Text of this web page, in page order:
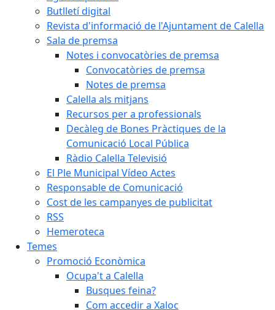
Butlletí digital
Revista d'informació de l'Ajuntament de Calella
Sala de premsa
Notes i convocatòries de premsa
Convocatòries de premsa
Notes de premsa
Calella als mitjans
Recursos per a professionals
Decàleg de Bones Pràctiques de la
Comunicació Local Pública
Ràdio Calella Televisió
El Ple Municipal Vídeo Actes
Responsable de Comunicació
Cost de les campanyes de publicitat
RSS
Hemeroteca
Temes
Promoció Econòmica
Ocupa't a Calella
Busques feina?
Com accedir a Xaloc